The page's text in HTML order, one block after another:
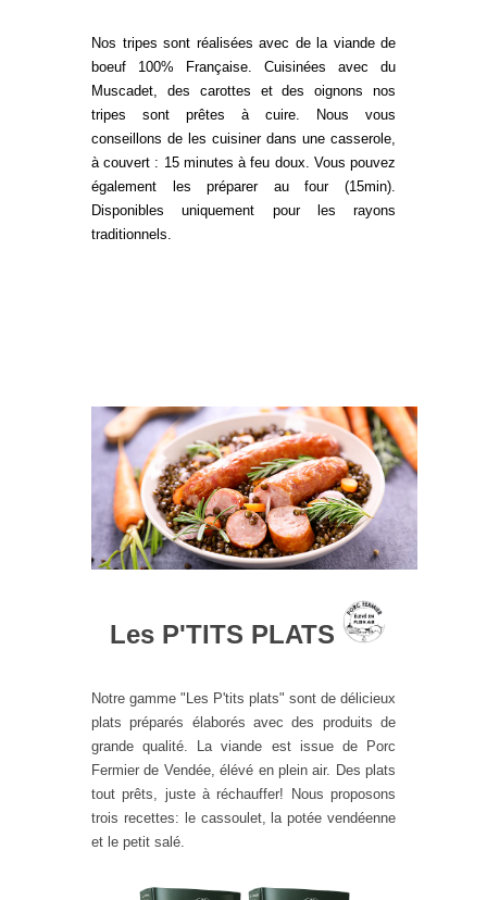
Nos tripes sont réalisées avec de la viande de
boeuf 100% Française. Cuisinées avec du
Muscadet, des carottes et des oignons nos
tripes sont prêtes à cuire. Nous vous
conseillons de les cuisiner dans une casserole,
à couvert : 15 minutes à feu doux. Vous pouvez
également les préparer au four (15min).
Disponibles uniquement pour les rayons
traditionnels.
Les P'TITS PLATS
Notre gamme "Les P'tits plats" sont de délicieux
plats préparés élaborés avec des produits de
grande qualité. La viande est issue de Porc
Fermier de Vendée, élévé en plein air. Des plats
tout prêts, juste à réchauffer! Nous proposons
trois recettes: le cassoulet, la potée vendéenne
et le petit salé.